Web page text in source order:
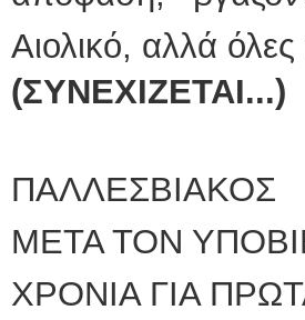
Αιολικό, αλλά όλες
(ΣΥΝΕΧΙΖΕΤΑΙ...)
ΠΑΛΛΕΣΒΙΑΚΟΣ
ΜΕΤΑ ΤΟΝ
ΧΡΟΝΙΑ ΓΙΑ